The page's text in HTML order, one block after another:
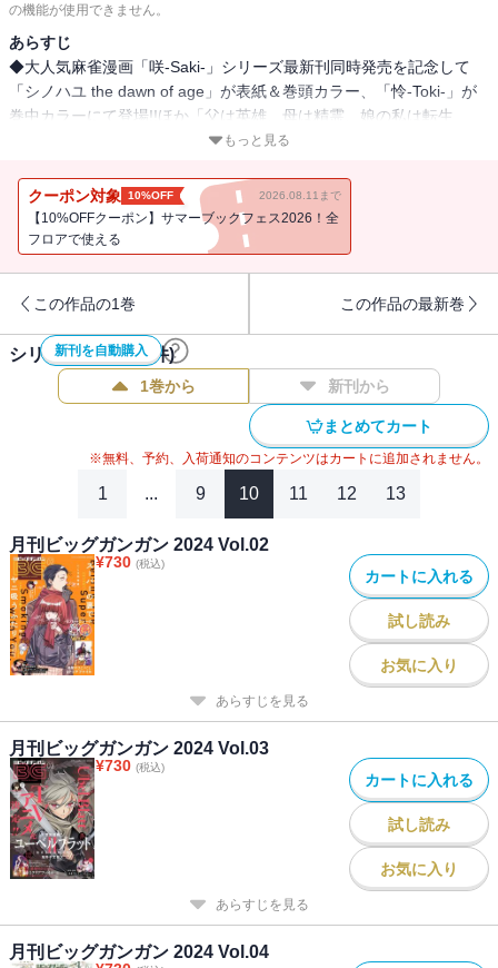
の機能が使用できません。
あらすじ
◆大人気麻雀漫画「咲-Saki-」シリーズ最新刊同時発売を記念して
「シノハユ the dawn of age」が表紙＆巻頭カラー、「怜-Toki-」が
巻中カラーにて登場!!ほか「父は英雄、母は精霊、娘の私は転生
者。」もコミックス最新刊の発売を記念して巻中カラーにて掲載!!※
別付録はついておりません。またプレゼント、アンケートなどへの
応募はできません。※表紙は紙で発行した雑誌と同一のものです。
【収録作品】「シノハユ the dawn of age」原作：小林立 作画：五
ンフォス） 作画：ねこクラゲ 構成：七緒一綺 キャラクター原
案：しのとうこ／「古民家ギャルとリノベ暮らし」ネーム構成：小
菊えりか 作画：ごーわん 監修：エイトデザイン株式会社／「千
剣の魔術師と呼ばれた剣士」原作：高光晶 キャラクター原案：
Gilse 作画：黒須恵麻／「怜-Toki-」原案：小林立 漫画：めきめき
／「モスクワ2160」原作：蝸牛くも(GA文庫/SBクリエイティブ
刊) 作画：関根光太郎 キャラクター原案：神奈月昇／「スーパー
の裏でヤニ吸うふたり」地主／「ルビー・オンザ・ケーキ ―人喰
原作：裕時悠示(講談社ラノベ文庫) 作画：とうのきり キャラクタ
ー原案：藤真拓哉／「この世に悪魔はいねーよバーカ」加瀬いかり
／「父は英雄、母は精霊、娘の私は転生者。」原作：松浦（カドカ
ワBOOKS） 作画：大堀ユタカ キャラクター原案：keepout／
「泥梨」濱木綿はみ／「ばっこ」烏丸渡／「SHIORI EXPERIENCE
ジミなわたしとヘンなおじさん」長田悠幸 町田一八／「学園潜水
艦隊マーメイドガールズ」原作：深見真 作画：刻夜セイゴ／「ゆ
るすいんぐ」原作：さらぞう 作画：五十嵐あぐり
もっと見る
クーポン対象 10%OFF 2026.08.11まで
【10%OFFクーポン】サマーブックフェス2026！全
フロアで使える
この作品の1巻 この作品の最新巻
新刊を自動購入
シリーズ作品(121 件)
1巻から 新刊から
まとめてカート
※無料、予約、入荷通知のコンテンツはカートに追加されません。
1 ... 9 10 11 12 13
月刊ビッグガンガン 2024 Vol.02
¥730 (税込)
カートに入れる
試し読み
お気に入り
あらすじを見る
月刊ビッグガンガン 2024 Vol.03
¥730 (税込)
カートに入れる
試し読み
お気に入り
あらすじを見る
月刊ビッグガンガン 2024 Vol.04